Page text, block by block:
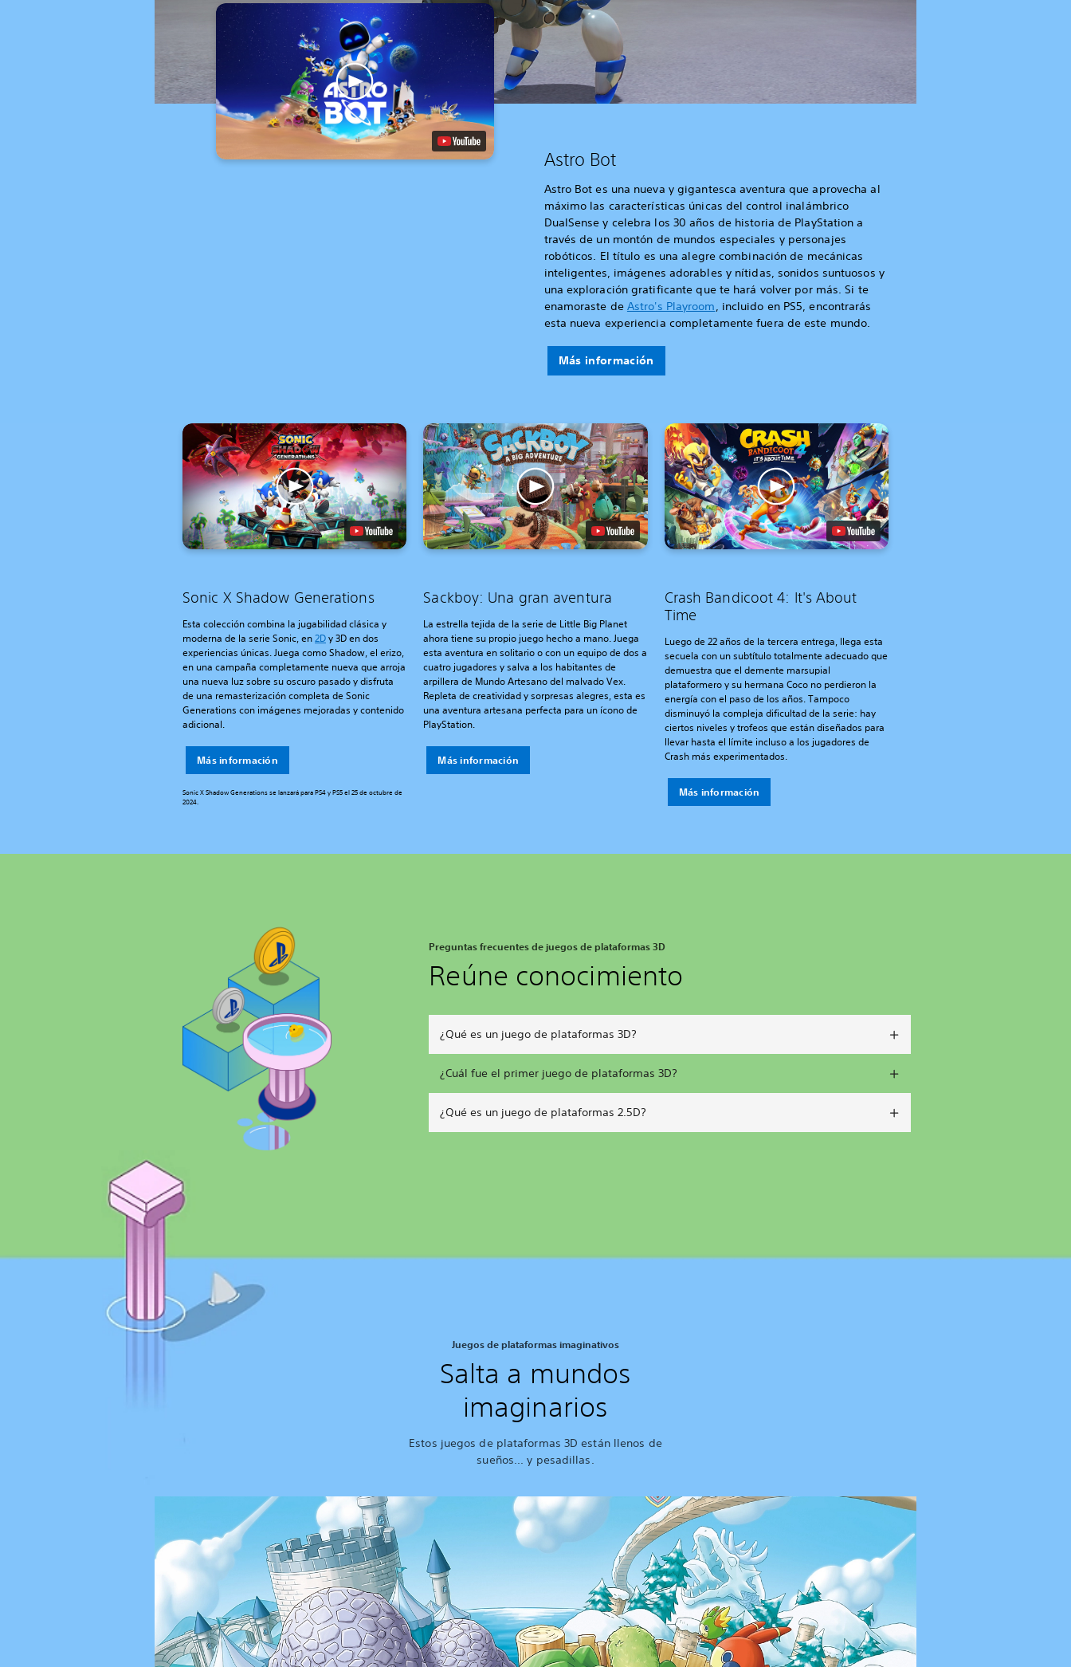
Astro Bot
Astro Bot es una nueva y gigantesca aventura que aprovecha al
máximo las características únicas del control inalámbrico
DualSense y celebra los 30 años de historia de PlayStation a
través de un montón de mundos especiales y personajes
robóticos. El título es una alegre combinación de mecánicas
inteligentes, imágenes adorables y nítidas, sonidos suntuosos y
una exploración gratificante que te hará volver por más. Si te
enamoraste de Astro's Playroom, incluido en PS5, encontrarás
esta nueva experiencia completamente fuera de este mundo.
Más información
Sonic X Shadow Generations
Esta colección combina la jugabilidad clásica y
moderna de la serie Sonic, en2Dy 3D en dos
experiencias únicas. Juega como Shadow, el erizo,
en una campaña completamente nueva que arroja
una nueva luz sobre su oscuro pasado y disfruta
de una remasterización completa de Sonic
Generations con imágenes mejoradas y contenido
adicional.
Más información
Sonic X Shadow Generations se lanzará para PS4 y PS5 el 25 de octubre de
2024.
Sackboy: Una gran aventura
La estrella tejida de la serie de Little Big Planet
ahora tiene su propio juego hecho a mano. Juega
esta aventura en solitario o con un equipo de dos a
cuatro jugadores y salva a los habitantes de
arpillera de Mundo Artesano del malvado Vex.
Repleta de creatividad y sorpresas alegres, esta es
una aventura artesana perfecta para un ícono de
PlayStation.
Más información
Crash Bandicoot 4: It's About
Time
Luego de 22 años de la tercera entrega, llega esta
secuela con un subtítulo totalmente adecuado que
demuestra que el demente marsupial
plataformero y su hermana Coco no perdieron la
energía con el paso de los años. Tampoco
disminuyó la compleja dificultad de la serie: hay
ciertos niveles y trofeos que están diseñados para
llevar hasta el límite incluso a los jugadores de
Crash más experimentados.
Más información
Preguntas frecuentes de juegos de plataformas 3D
Reúne conocimiento
¿Qué es un juego de plataformas 3D?
¿Cuál fue el primer juego de plataformas 3D?
¿Qué es un juego de plataformas 2.5D?
Juegos de plataformas imaginativos
Salta a mundos
imaginarios
Estos juegos de plataformas 3D están llenos de
sueños... y pesadillas.